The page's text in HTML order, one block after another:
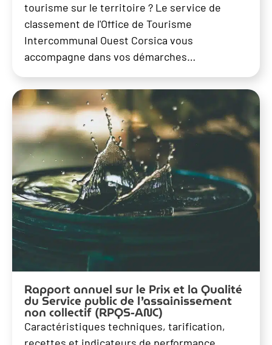
tourisme sur le territoire ? Le service de
classement de l'Office de Tourisme
Intercommunal Ouest Corsica vous
accompagne dans vos démarches…
Rapport annuel sur le Prix et la Qualité
du Service public de l’assainissement
non collectif (RPQS-ANC)
Caractéristiques techniques, tarification,